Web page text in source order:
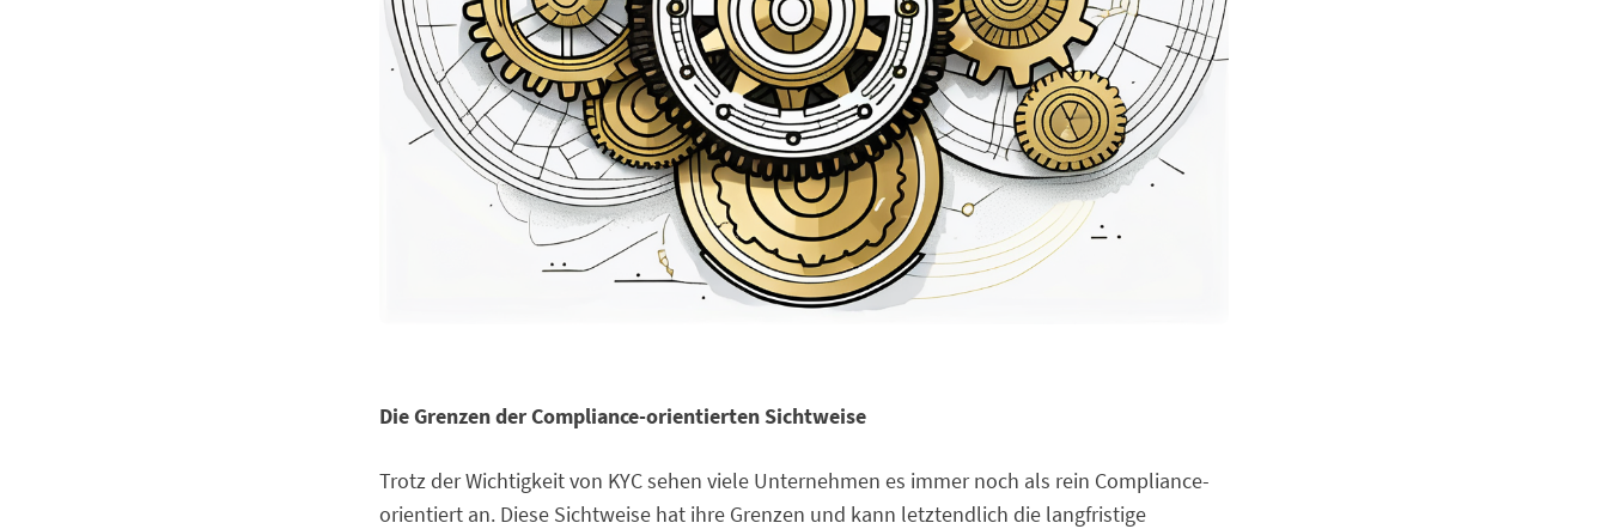
Die Grenzen der Compliance-orientierten Sichtweise
Trotz der Wichtigkeit von KYC sehen viele Unternehmen es immer noch als rein Compliance-
orientiert an. Diese Sichtweise hat ihre Grenzen und kann letztendlich die langfristige